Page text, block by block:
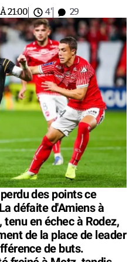
21:00 4' 29
des points ce
défaite d'Amiens à
en échec à Rodez,
de la place de leader
de buts.